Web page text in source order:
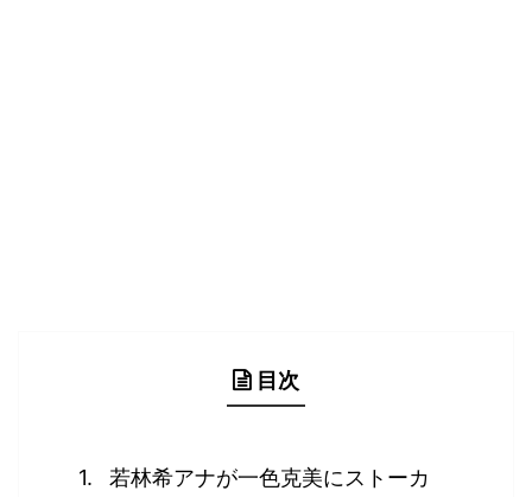
目次
若林希アナが一色克美にストーカ